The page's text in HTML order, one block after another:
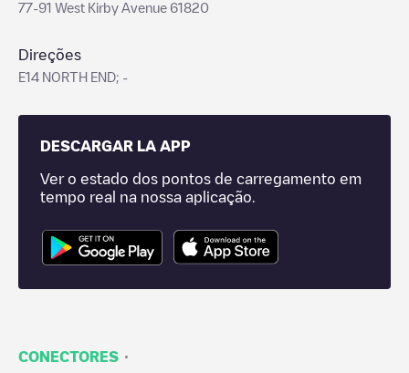
77-91 West Kirby Avenue 61820
Direções
E14 NORTH END; -
DESCARGAR LA APP
Ver o estado dos pontos de carregamento em
tempo real na nossa aplicação.
CONECTORES ·